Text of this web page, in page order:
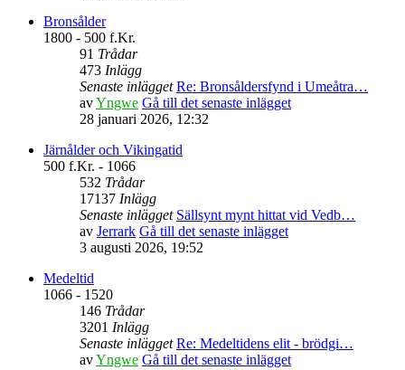
Bronsålder
1800 - 500 f.Kr.
91 Trådar
473 Inlägg
Senaste inlägget Re: Bronsåldersfynd i Umeåtra…
avYngwe Gå till det senaste inlägget
28 januari 2026, 12:32
Järnålder och Vikingatid
500 f.Kr. - 1066
532 Trådar
17137 Inlägg
Senaste inlägget Sällsynt mynt hittat vid Vedb…
av Jerrark Gå till det senaste inlägget
3 augusti 2026, 19:52
Medeltid
1066 - 1520
146 Trådar
3201 Inlägg
Senaste inlägget Re: Medeltidens elit - brödgi…
avYngwe Gå till det senaste inlägget